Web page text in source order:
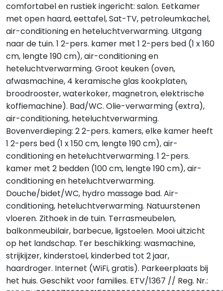
comfortabel en rustiek ingericht: salon. Eetkamer
met open haard, eettafel, Sat-TV, petroleumkachel,
air-conditioning en heteluchtverwarming. Uitgang
naar de tuin. 1 2-pers. kamer met 1 2-pers bed (1 x 160
cm, lengte 190 cm), air-conditioning en
heteluchtverwarming. Groot keuken (oven,
afwasmachine, 4 keramische glas kookplaten,
broodrooster, waterkoker, magnetron, elektrische
koffiemachine). Bad/WC. Olie-verwarming (extra),
air-conditioning, heteluchtverwarming.
Bovenverdieping: 2 2-pers. kamers, elke kamer heeft
1 2-pers bed (1 x 150 cm, lengte 190 cm), air-
conditioning en heteluchtverwarming. 1 2-pers.
kamer met 2 bedden (100 cm, lengte 190 cm), air-
conditioning en heteluchtverwarming.
Douche/bidet/WC, hydro massage bad. Air-
conditioning, heteluchtverwarming. Natuurstenen
vloeren. Zithoek in de tuin. Terrasmeubelen,
balkonmeubilair, barbecue, ligstoelen. Mooi uitzicht
op het landschap. Ter beschikking: wasmachine,
strijkijzer, kinderstoel, kinderbed tot 2 jaar,
haardroger. Internet (WiFi, gratis). Parkeerplaats bij
het huis. Geschikt voor families. ETV/1367 // Reg. Nr.: